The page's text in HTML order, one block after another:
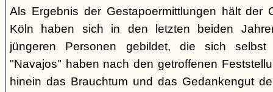
Als Ergebnis der Gestapoermittlungen hält der
Köln haben sich in den letzten beiden
jüngeren Personen gebildet, die sich
"Navajos" haben nach den getroffenen
hinein das Brauchtum und das Gedankengut